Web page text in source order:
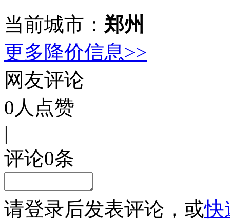
当前城市： 郑州
更多降价信息>>
网友评论
0 人点赞
|
评论0条
请登录后发表评论，或快